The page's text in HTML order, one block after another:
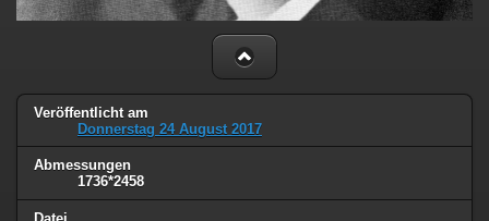
Veröffentlicht am
Donnerstag 24 August 2017
Abmessungen
1736*2458